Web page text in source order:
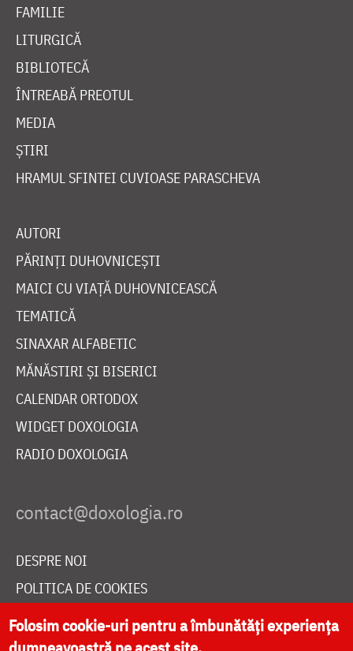
FAMILIE
LITURGICĂ
BIBLIOTECĂ
ÎNTREABĂ PREOTUL
MEDIA
ȘTIRI
HRAMUL SFINTEI CUVIOASE PARASCHEVA
AUTORI
PĂRINȚI DUHOVNICEȘTI
MAICI CU VIAȚĂ DUHOVNICEASCĂ
TEMATICĂ
SINAXAR ALFABETIC
MĂNĂSTIRI ȘI BISERICI
CALENDAR ORTODOX
WIDGET DOXOLOGIA
RADIO DOXOLOGIA
DESPRE NOI
POLITICA DE COOKIES
DONEAZĂ ONLINE PENTRU CATEDRALA NAȚIONALĂ
Folosim cookie-uri pentru a îmbunătăți experiența